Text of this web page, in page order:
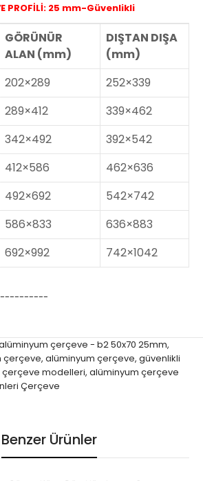
PROFİLİ: 25 mm-Güvenlikli
GÖRÜNÜR
ALAN (mm)
DIŞTAN DIŞA
(mm)
202×289
252×339
289×412
339×462
342×492
392×542
412×586
462×636
492×692
542×742
586×833
636×883
692×992 742×1042
çerçeve - b2 50x70 25mm,
çerçeve, alüminyum çerçeve, güvenlikli
çerçeve modelleri, alüminyum çerçeve
Çerçeve
Benzer Ürünler